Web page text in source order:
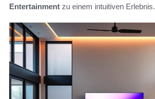
Entertainment zu einem intuitiven Erlebnis.